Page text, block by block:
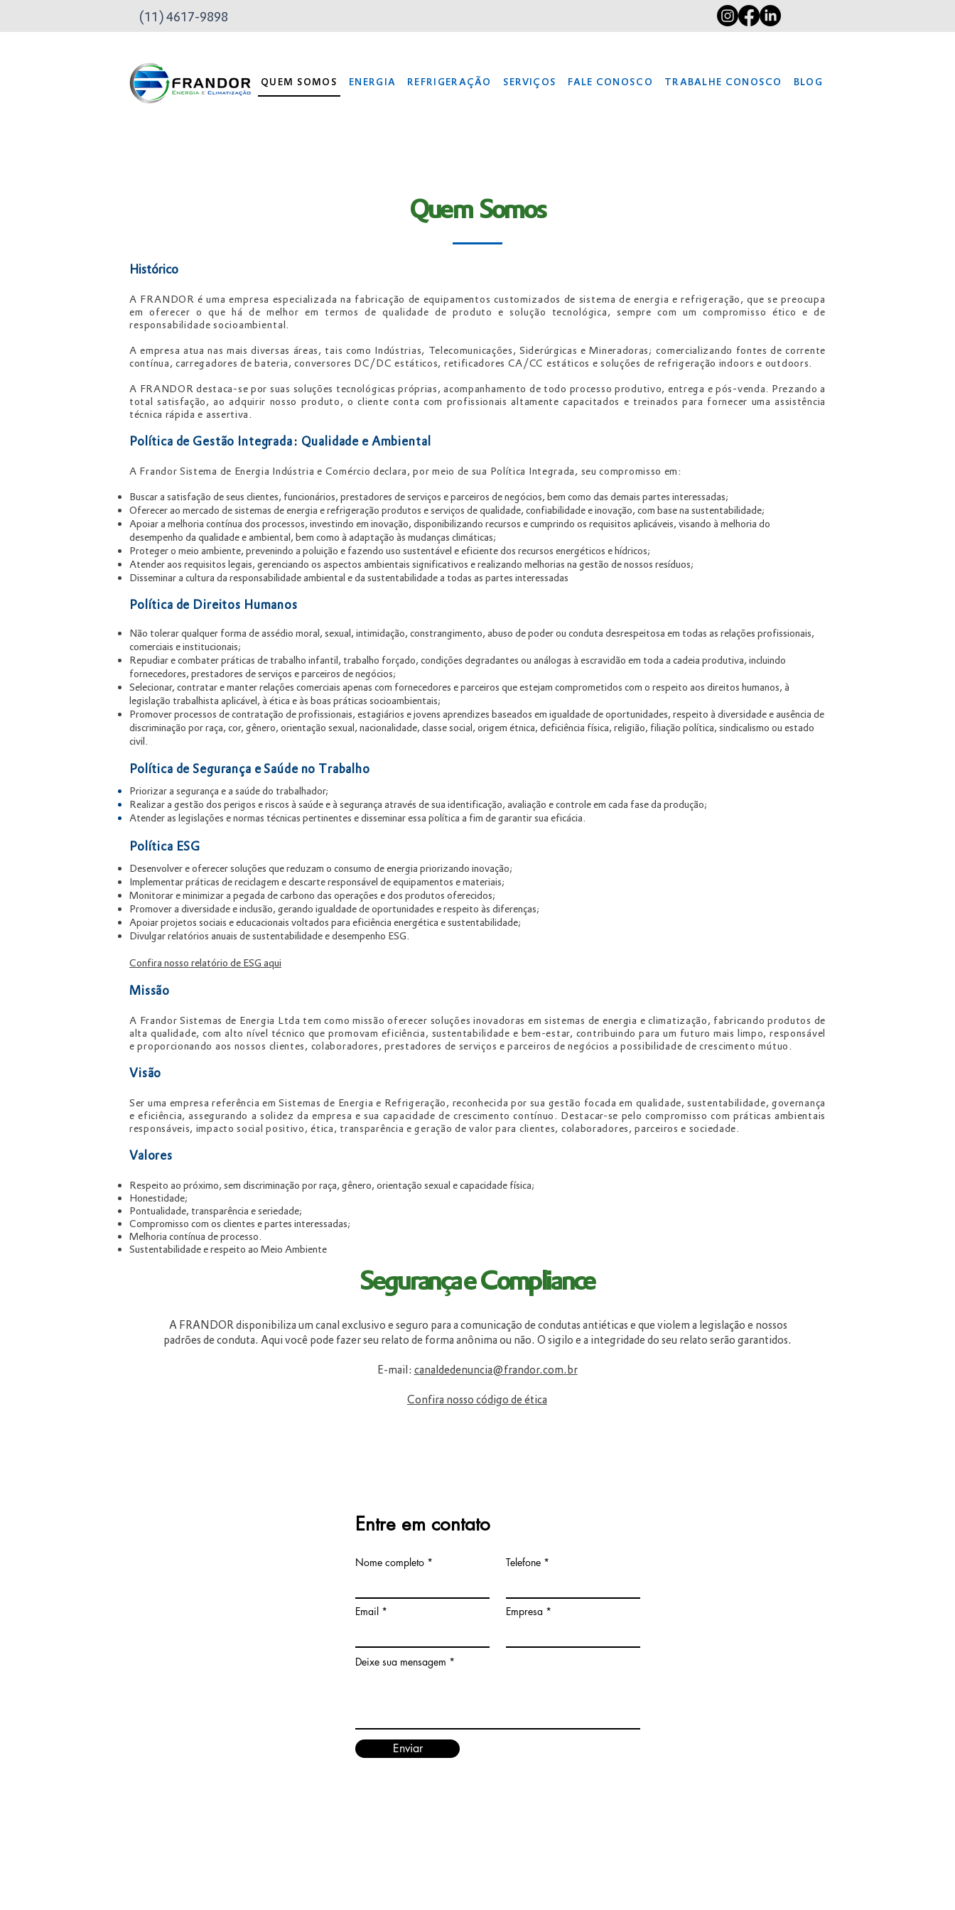
(11) 4617-9898
QUEM SOMOS ENERGIA REFRIGERAÇÃO SERVIÇOS FALE CONOSCO TRABALHE CONOSCO BLOG
Quem Somos
Histórico
A FRANDOR é uma empresa especializada na fabricação de equipamentos customizados de sistema de energia e refrigeração, que se preocupa
em oferecer o que há de melhor em termos de qualidade de produto e solução tecnológica, sempre com um compromisso ético e de
responsabilidade socioambiental.
A empresa atua nas mais diversas áreas, tais como Indústrias, Telecomunicações, Siderúrgicas e Mineradoras; comercializando fontes de corrente
contínua, carregadores de bateria, conversores DC/DC estáticos, retificadores CA/CC estáticos e soluções de refrigeração indoors e outdoors.
A FRANDOR destaca-se por suas soluções tecnológicas próprias, acompanhamento de todo processo produtivo, entrega e pós-venda. Prezando a
total satisfação, ao adquirir nosso produto, o cliente conta com profissionais altamente capacitados e treinados para fornecer uma assistência
técnica rápida e assertiva.
Política de Gestão Integrada: Qualidade e Ambiental
A Frandor Sistema de Energia Indústria e Comércio declara, por meio de sua Política Integrada, seu compromisso em:
Buscar a satisfação de seus clientes, funcionários, prestadores de serviços e parceiros de negócios, bem como das demais partes interessadas;
Oferecer ao mercado de sistemas de energia e refrigeração produtos e serviços de qualidade, confiabilidade e inovação, com base na sustentabilidade;
Apoiar a melhoria contínua dos processos, investindo em inovação, disponibilizando recursos e cumprindo os requisitos aplicáveis, visando à melhoria do
desempenho da qualidade e ambiental, bem como à adaptação às mudanças climáticas;
Proteger o meio ambiente, prevenindo a poluição e fazendo uso sustentável e eficiente dos recursos energéticos e hídricos;
Atender aos requisitos legais, gerenciando os aspectos ambientais significativos e realizando melhorias na gestão de nossos resíduos;
Disseminar a cultura da responsabilidade ambiental e da sustentabilidade a todas as partes interessadas
Política de Direitos Humanos
Não tolerar qualquer forma de assédio moral, sexual, intimidação, constrangimento, abuso de poder ou conduta desrespeitosa em todas as relações profissionais,
comerciais e institucionais;
Repudiar e combater práticas de trabalho infantil, trabalho forçado, condições degradantes ou análogas à escravidão em toda a cadeia produtiva, incluindo
fornecedores, prestadores de serviços e parceiros de negócios;
Selecionar, contratar e manter relações comerciais apenas com fornecedores e parceiros que estejam comprometidos com o respeito aos direitos humanos, à
legislação trabalhista aplicável, à ética e às boas práticas socioambientais;
Promover processos de contratação de profissionais, estagiários e jovens aprendizes baseados em igualdade de oportunidades, respeito à diversidade e ausência de
discriminação por raça, cor, gênero, orientação sexual, nacionalidade, classe social, origem étnica, deficiência física, religião, filiação política, sindicalismo ou estado
civil.
Política de Segurança e Saúde no Trabalho
Priorizar a segurança e a saúde do trabalhador;
Realizar a gestão dos perigos e riscos à saúde e à segurança através de sua identificação, avaliação e controle em cada fase da produção;
Atender as legislações e normas técnicas pertinentes e disseminar essa política a fim de garantir sua eficácia.
Política ESG
Desenvolver e oferecer soluções que reduzam o consumo de energia priorizando inovação;
Implementar práticas de reciclagem e descarte responsável de equipamentos e materiais;
Monitorar e minimizar a pegada de carbono das operações e dos produtos oferecidos;
Promover a diversidade e inclusão, gerando igualdade de oportunidades e respeito às diferenças;
Apoiar projetos sociais e educacionais voltados para eficiência energética e sustentabilidade;
Divulgar relatórios anuais de sustentabilidade e desempenho ESG.
Confira nosso relatório de ESG aqui
Missão
A Frandor Sistemas de Energia Ltda tem como missão oferecer soluções inovadoras em sistemas de energia e climatização, fabricando produtos de
alta qualidade, com alto nível técnico que promovam eficiência, sustentabilidade e bem-estar, contribuindo para um futuro mais limpo, responsável
e proporcionando aos nossos clientes, colaboradores, prestadores de serviços e parceiros de negócios a possibilidade de crescimento mútuo.
Visão
Ser uma empresa referência em Sistemas de Energia e Refrigeração, reconhecida por sua gestão focada em qualidade, sustentabilidade, governança
e eficiência, assegurando a solidez da empresa e sua capacidade de crescimento contínuo. Destacar-se pelo compromisso com práticas ambientais
responsáveis, impacto social positivo, ética, transparência e geração de valor para clientes, colaboradores, parceiros e sociedade.
Valores
Respeito ao próximo, sem discriminação por raça, gênero, orientação sexual e capacidade física;
Honestidade;
Pontualidade, transparência e seriedade;
Compromisso com os clientes e partes interessadas;
Melhoria contínua de processo.
Sustentabilidade e respeito ao Meio Ambiente
Segurança e Compliance
A FRANDOR disponibiliza um canal exclusivo e seguro para a comunicação de condutas antiéticas e que violem a legislação e nossos
padrões de conduta. Aqui você pode fazer seu relato de forma anônima ou não. O sigilo e a integridade do seu relato serão garantidos.
E-mail: canaldedenuncia@frandor.com.br
Confira nosso código de ética
Entre em contato
Nome completo
Email
Telefone
Empresa
Deixe sua mensagem
Enviar